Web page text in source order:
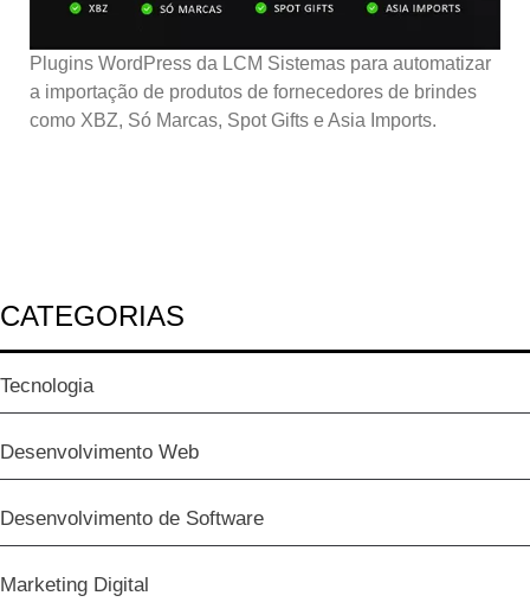
Plugins WordPress da LCM Sistemas para automatizar
a importação de produtos de fornecedores de brindes
como XBZ, Só Marcas, Spot Gifts e Asia Imports.
CATEGORIAS
Tecnologia
Desenvolvimento Web
Desenvolvimento de Software
Marketing Digital